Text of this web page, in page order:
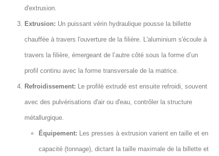
d'extrusion.
Extrusion: Un puissant vérin hydraulique pousse la billette
chauffée à travers l'ouverture de la filière. L'aluminium s'écoule à
travers la filière, émergeant de l’autre côté sous la forme d’un
profil continu avec la forme transversale de la matrice.
Refroidissement: Le profilé extrudé est ensuite refroidi, souvent
avec des pulvérisations d'air ou d'eau, contrôler la structure
métallurgique.
Équipement: Les presses à extrusion varient en taille et en
capacité (tonnage), dictant la taille maximale de la billette et